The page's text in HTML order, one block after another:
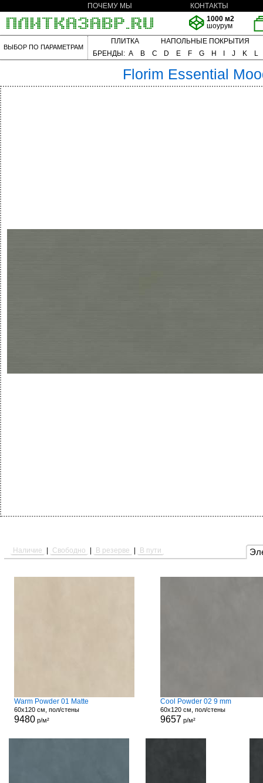
ПОЧЕМУ МЫ
КОНТАКТЫ
1000 м2
шоурум
ВЫБОР ПО ПАРАМЕТРАМ
ПЛИТКА
НАПОЛЬНЫЕ ПОКРЫТИЯ
БРЕНДЫ: A B C D E F G H J K L
Florim Essential
Наличие Свободно В резерве В пути
Warm Powder 01 Matte
60x120 см, пол/стены
9480р/м²
Cool Powder 02 9 mm
60x120 см, пол/стены
9657 р/м²